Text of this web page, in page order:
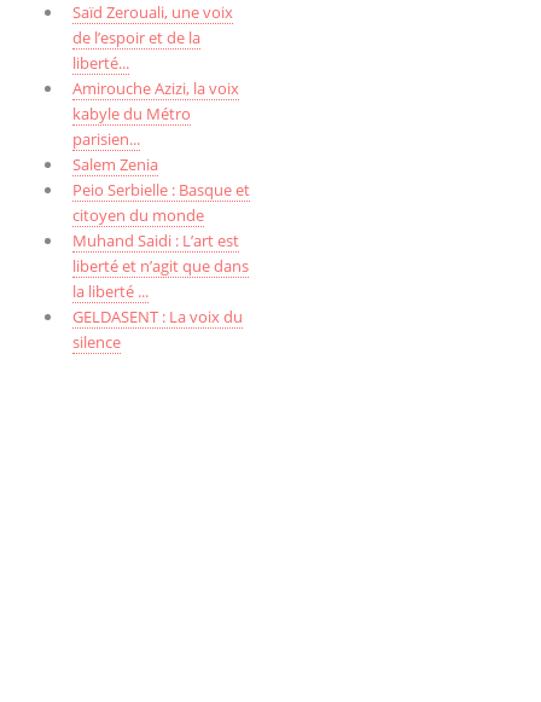
Saïd Zerouali, une voix
de l’espoir et de la
liberté...
Amirouche Azizi, la voix
kabyle du Métro
parisien...
Salem Zenia
Peio Serbielle : Basque et
citoyen du monde
Muhand Saidi : L’art est
liberté et n’agit que dans
la liberté ...
GELDASENT : La voix du
silence